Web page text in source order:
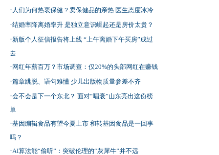
· 人们为何热衷保健？卖保健品的亲热 医生态度冰冷
·结婚率降离婚率升 是独立意识崛起还是房价太贵？
·新版个人征信报告将上线 “上午离婚下午买房”成过
去
·网红年薪百万？市场调查：仅20%的头部网红在赚钱
·篇章跳脱、语句难懂 少儿出版物质量参差不齐
·会不会是下一个东北？ 面对“唱衰”山东亮出这份榜
单
·基因编辑食品有望今夏上市 和转基因食品是一回事
吗？
·AI算法能“偷听”：突破伦理的“灰犀牛”并不远